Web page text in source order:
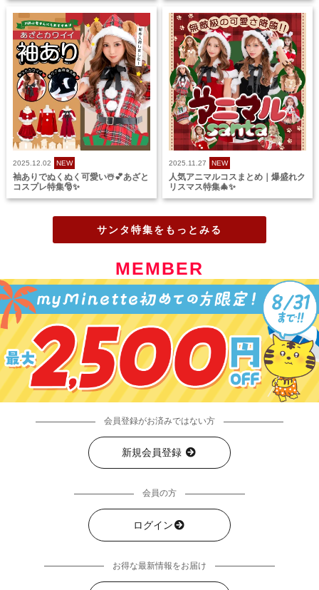
2025.12.02 NEW
袖ありでぬくぬく可愛い☃️💕あざと
コスプレ特集🎅✨
2025.11.27 NEW
人気アニマルコスまとめ｜爆盛れク
リスマス特集🎄✨
サンタ特集をもっとみる
MEMBER
会員登録がお済みではない方
新規会員登録
会員の方
ログイン
お得な最新情報をお届け